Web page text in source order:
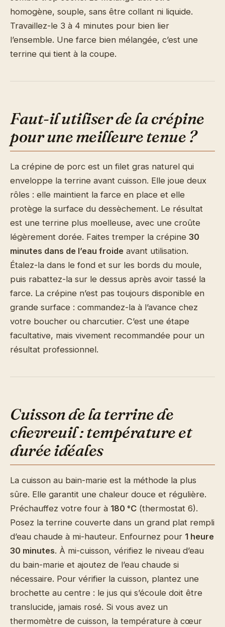
homogène, souple, sans être collant ni liquide.
Travaillez-le 3 à 4 minutes pour bien lier
l’ensemble. Une farce bien mélangée, c’est une
terrine qui tient à la coupe.
Faut-il utiliser de la crépine
pour une meilleure tenue ?
La crépine de porc est un filet gras naturel qui
enveloppe la terrine avant cuisson. Elle joue deux
rôles : elle maintient la farce en place et elle
protège la surface du dessèchement. Le résultat
est une terrine plus moelleuse, avec une croûte
légèrement dorée. Faites tremper la crépine 30
minutes dans de l’eau froide avant utilisation.
Étalez-la dans le fond et sur les bords du moule,
puis rabattez-la sur le dessus après avoir tassé la
farce. La crépine n’est pas toujours disponible en
grande surface : commandez-la à l’avance chez
votre boucher ou charcutier. C’est une étape
facultative, mais vivement recommandée pour un
résultat professionnel.
Cuisson de la terrine de
chevreuil : température et
durée idéales
La cuisson au bain-marie est la méthode la plus
sûre. Elle garantit une chaleur douce et régulière.
Préchauffez votre four à 180 °C (thermostat 6).
Posez la terrine couverte dans un grand plat rempli
d’eau chaude à mi-hauteur. Enfournez pour 1 heure
30 minutes. À mi-cuisson, vérifiez le niveau d’eau
du bain-marie et ajoutez de l’eau chaude si
nécessaire. Pour vérifier la cuisson, plantez une
brochette au centre : le jus qui s’écoule doit être
translucide, jamais rosé. Si vous avez un
thermomètre de cuisson, la température à cœur